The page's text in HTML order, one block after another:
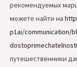
рекомендуемых
можете найти на
p1ai/communication/
путешественники